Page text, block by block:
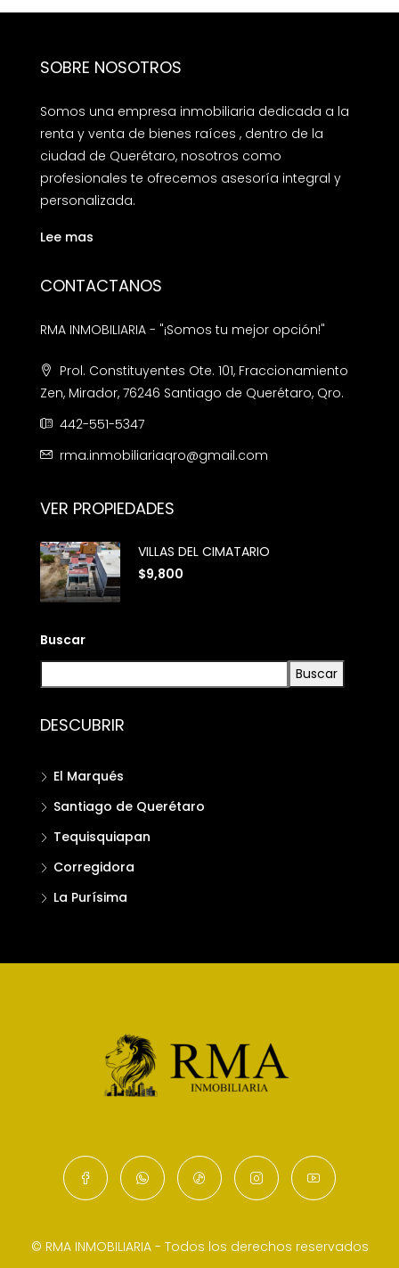
SOBRE NOSOTROS
Somos una empresa inmobiliaria dedicada a la
renta y venta de bienes raíces , dentro de la
ciudad de Querétaro, nosotros como
profesionales te ofrecemos asesoría integral y
personalizada.
Lee mas
CONTACTANOS
RMA INMOBILIARIA - "¡Somos tu mejor opción!"
Prol. Constituyentes Ote. 101, Fraccionamiento
Zen, Mirador, 76246 Santiago de Querétaro, Qro.
442-551-5347
rma.inmobiliariaqro@gmail.com
VER PROPIEDADES
VILLAS DEL CIMATARIO
$9,800
Buscar
Buscar
DESCUBRIR
El Marqués
Santiago de Querétaro
Tequisquiapan
Corregidora
La Purísima
© RMA INMOBILIARIA - Todos los derechos reservados